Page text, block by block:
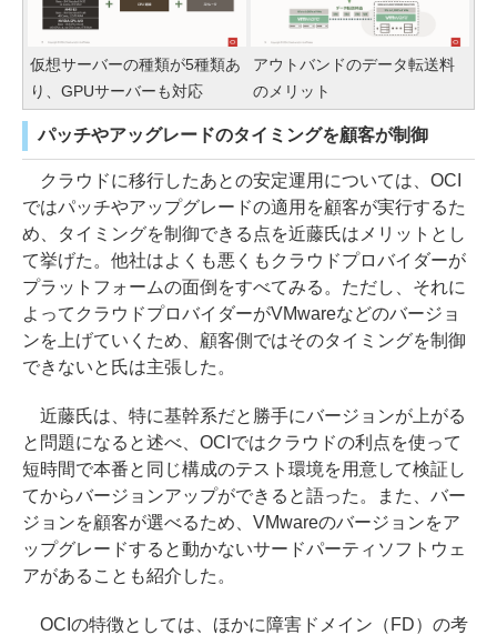
仮想サーバーの種類が5種類あ
り、GPUサーバーも対応
アウトバンドのデータ転送料
のメリット
パッチやアッグレードのタイミングを顧客が制御
クラウドに移行したあとの安定運用については、OCI
ではパッチやアップグレードの適用を顧客が実行するた
め、タイミングを制御できる点を近藤氏はメリットとし
て挙げた。他社はよくも悪くもクラウドプロバイダーが
プラットフォームの面倒をすべてみる。ただし、それに
よってクラウドプロバイダーがVMwareなどのバージョ
ンを上げていくため、顧客側ではそのタイミングを制御
できないと氏は主張した。
近藤氏は、特に基幹系だと勝手にバージョンが上がる
と問題になると述べ、OCIではクラウドの利点を使って
短時間で本番と同じ構成のテスト環境を用意して検証し
てからバージョンアップができると語った。また、バー
ジョンを顧客が選べるため、VMwareのバージョンをア
ップグレードすると動かないサードパーティソフトウェ
アがあることも紹介した。
OCIの特徴としては、ほかに障害ドメイン（FD）の考